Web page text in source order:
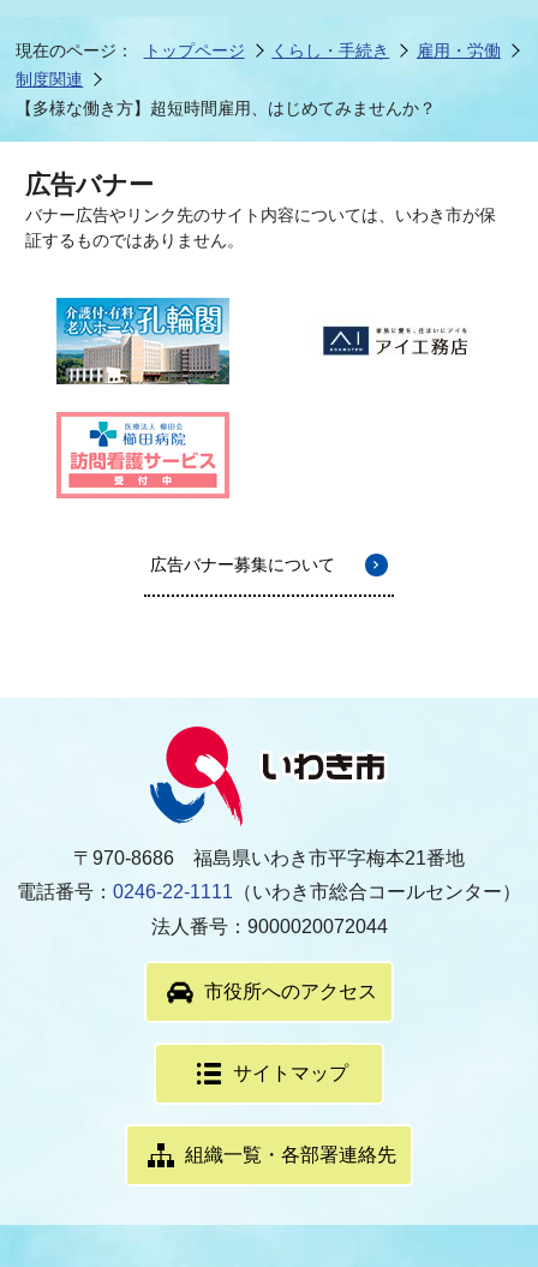
現在のページ： トップページ くらし・手続き
雇用・労働
制度関連
【多様な働き方】超短時間雇用、はじめてみませんか？
広告バナー
バナー広告やリンク先のサイト内容については、いわき市が保
証するものではありません。
広告バナー募集について
〒970-8686 福島県いわき市平字梅本21番地
電話番号： 0246-22-1111 （いわき市総合コールセンター）
法人番号：9000020072044
市役所へのアクセス
サイトマップ
組織一覧・各部署連絡先